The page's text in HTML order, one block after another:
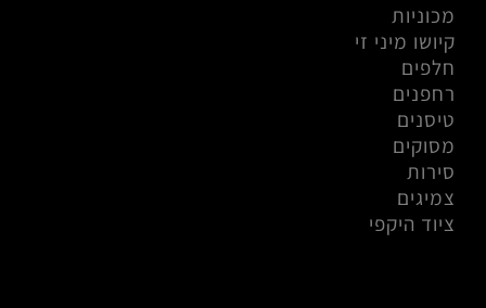
מכוניות
קיושו מיני זי
חלפים
רחפנים
טיסנים
מסוקים
סירות
צמיגים
ציוד היקפי